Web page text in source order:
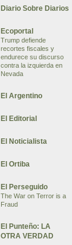
Diario Sobre Diarios
Ecoportal
Trump defiende
recortes fiscales y
endurece su discurso
contra la izquierda en
Nevada
El Argentino
El Editorial
El Noticialista
El Ortiba
El Perseguido
The War on Terror is a
Fraud
El Punteño: LA
OTRA VERDAD